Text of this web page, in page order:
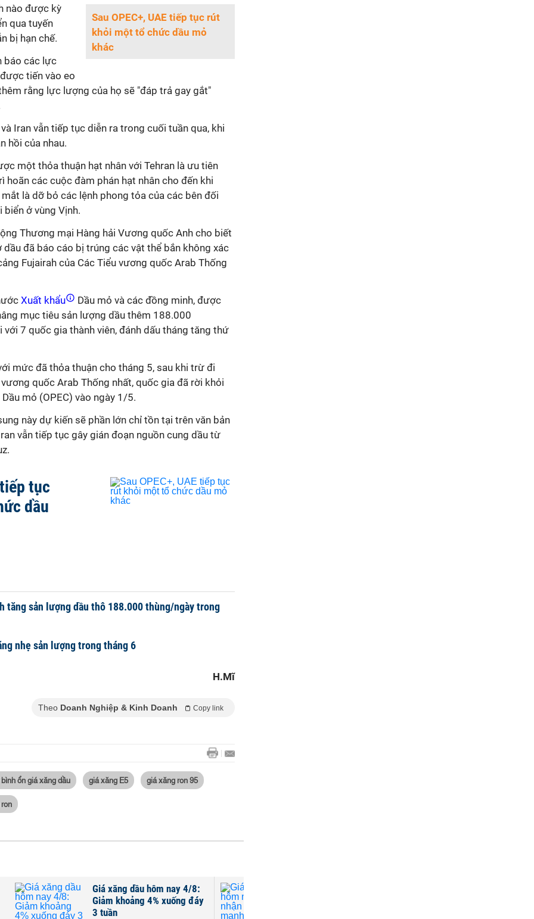
Sau OPEC+, UAE tiếp tục rút
khỏi một tổ chức dầu mỏ
khác
nào được kỳ
qua tuyến
bị hạn chế.
báo các lực
tiến vào eo
rằng lực lượng của họ sẽ "đáp trả gay gắt"
Iran vẫn tiếp tục diễn ra trong cuối tuần qua, khi
hồi của nhau.
một thỏa thuận hạt nhân với Tehran là ưu tiên
hoãn các cuộc đàm phán hạt nhân cho đến khi
là dỡ bỏ các lệnh phong tỏa của các bên đối
ở vùng Vịnh.
Thương mại Hàng hải Vương quốc Anh cho biết
đã báo cáo bị trúng các vật thể bắn không xác
Fujairah của Các Tiểu vương quốc Arab Thống
Xuất khẩu
Dầu mỏ và các đồng minh, được
mục tiêu sản lượng dầu thêm 188.000
7 quốc gia thành viên, đánh dấu tháng tăng thứ
mức đã thỏa thuận cho tháng 5, sau khi trừ đi
quốc Arab Thống nhất, quốc gia đã rời khỏi
mỏ (OPEC) vào ngày 1/5.
này dự kiến sẽ phần lớn chỉ tồn tại trên văn bản
vẫn tiếp tục gây gián đoạn nguồn cung dầu từ
tục
dầu
tăng sản lượng dầu thô 188.000 thùng/ngày trong
nhẹ sản lượng trong tháng 6
H.Mĩ
Theo Doanh Nghiệp & Kinh Doanh Copy link
ổn giá xăng dầu giá xăng E5 giá xăng ron 95
Giá xăng dầu hôm nay 4/8:
Giảm khoảng 4% xuống đáy
3 tuần